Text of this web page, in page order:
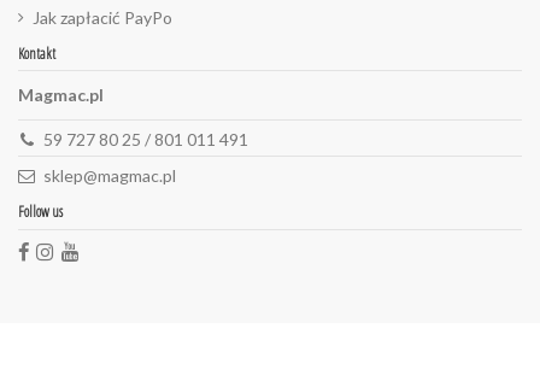
Jak zapłacić PayPo
Kontakt
Magmac.pl
59 727 80 25 / 801 011 491
sklep@magmac.pl
Follow us